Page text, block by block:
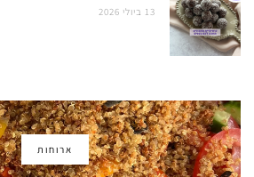
13 ביולי 2026
ארוחות